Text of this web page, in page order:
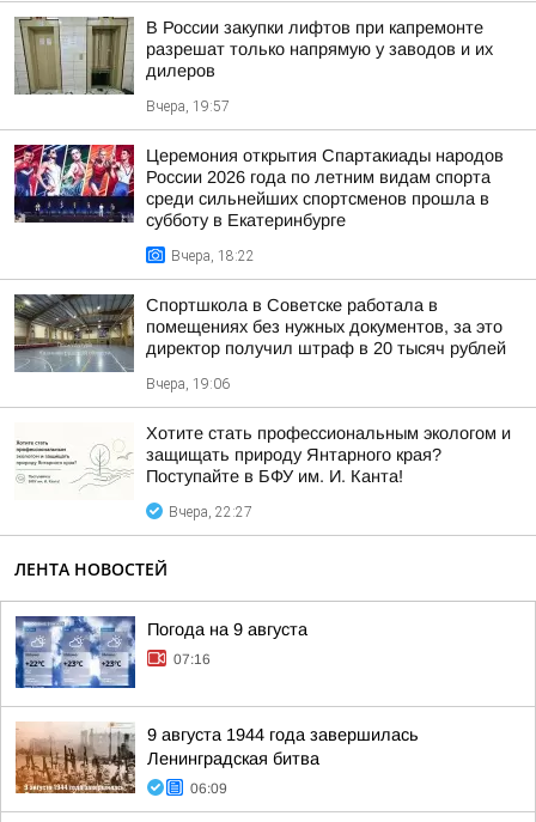
В России закупки лифтов при капремонте
разрешат только напрямую у заводов и их
дилеров
Вчера, 19:57
Церемония открытия Спартакиады народов
России 2026 года по летним видам спорта
среди сильнейших спортсменов прошла в
субботу в Екатеринбурге
Вчера, 18:22
Спортшкола в Советске работала в
помещениях без нужных документов, за это
директор получил штраф в 20 тысяч рублей
Вчера, 19:06
Хотите стать профессиональным экологом и
защищать природу Янтарного края?
Поступайте в БФУ им. И. Канта!
Вчера, 22:27
ЛЕНТА НОВОСТЕЙ
Погода на 9 августа
07:16
9 августа 1944 года завершилась
Ленинградская битва
06:09